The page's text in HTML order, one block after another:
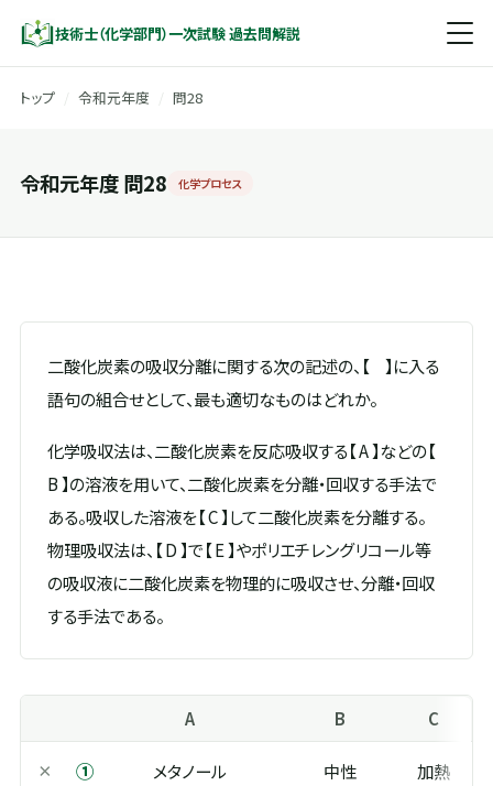
技術士（化学部門）一次試験 過去問解説
トップ 令和元年度 問28
令和元年度 問28 化学プロセス
二酸化炭素の吸収分離に関する次の記述の、【 】に入る
語句の組合せとして、最も適切なものはどれか。
化学吸収法は、二酸化炭素を反応吸収する【 A 】などの【
B 】の溶液を用いて、二酸化炭素を分離・回収する手法で
ある。吸収した溶液を【 C 】して二酸化炭素を分離する。
物理吸収法は、【 D 】で【 E 】やポリエチレングリコール等
の吸収液に二酸化炭素を物理的に吸収させ、分離・回収
する手法である。
A B C
× ① メタノール 中性 加熱